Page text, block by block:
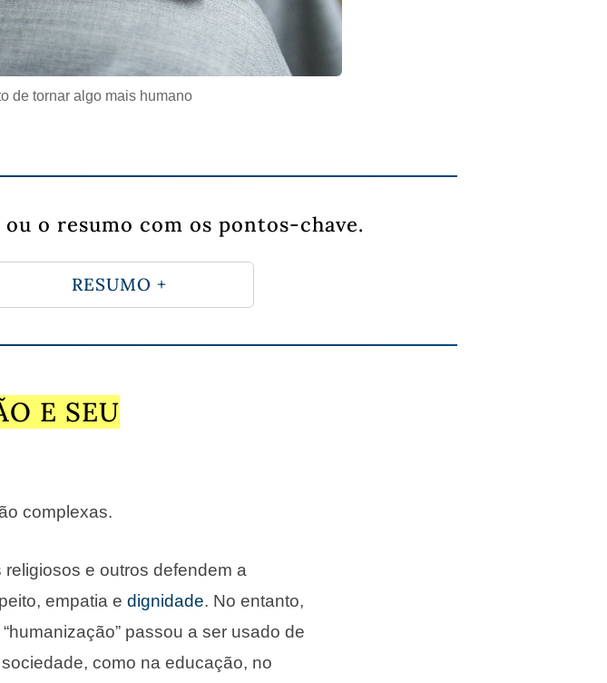
de tornar algo mais humano
o resumo com os pontos-chave.
RESUMO +
E SEU
complexas.
religiosos e outros defendem a
empatia edignidade. No entanto,
passou a ser usado de
como na educação, no